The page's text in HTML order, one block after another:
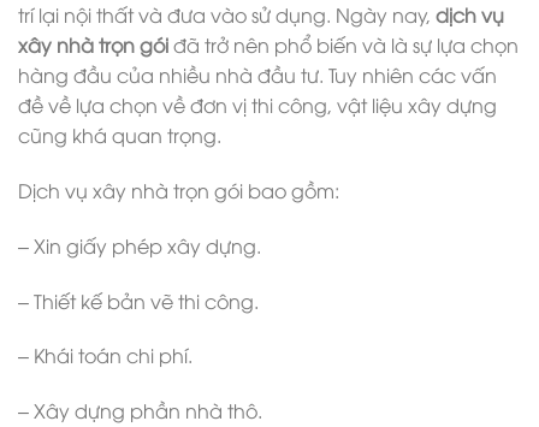
trí lại nội thất và đưa vào sử dụng. Ngày nay, dịch vụ
xây nhà trọn góiđã trở nên phổ biến và là sự lựa chọn
hàng đầu của nhiều nhà đầu tư. Tuy nhiên các vấn
đề về lựa chọn về đơn vị thi công, vật liệu xây dựng
cũng khá quan trọng.
Dịch vụ xây nhà trọn gói bao gồm:
– Xin giấy phép xây dựng.
– Thiết kế bản vẽ thi công.
– Khái toán chi phí.
– Xây dựng phần nhà thô.